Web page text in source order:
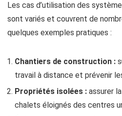
Les cas d’utilisation des
sont variés et couvrent de
quelques exemples pratiques :
Chantiers de construction :
travail à distance et prévenir
Propriétés isolées : assurer
chalets éloignés des centres